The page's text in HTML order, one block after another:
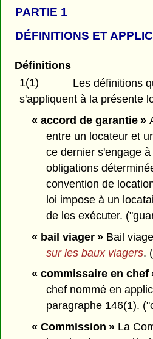
PARTIE 1
DÉFINITIONS ET
Définitions
1(1)
Les définitions
s'appliquent à la présente
« accord de garantie »
entre un locateur et
ce dernier s'engage
obligations
convention de
loi impose à un
de les exécuter.
« bail viager » Bail
sur les baux viagers.
« commissaire en chef
chef nommé en
paragraphe 146(1).
« Commission »La